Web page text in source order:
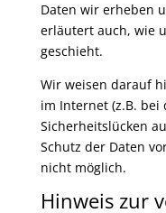
Daten wir erheben
erläutert auch, wie
geschieht.
Wir weisen darauf
im Internet (z.B. bei
Sicherheitslücken
Schutz der Daten
nicht möglich.
Hinweis zur